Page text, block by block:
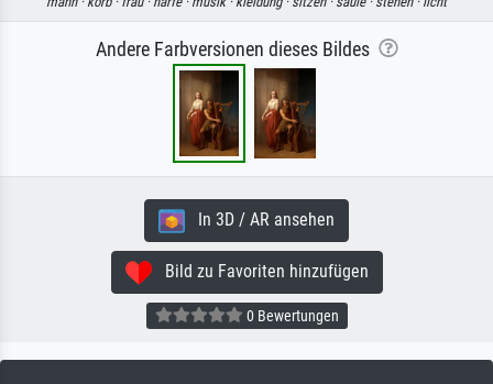
Andere Farbversionen dieses Bildes
In 3D / AR ansehen
Bild zu Favoriten hinzufügen
0 Bewertungen